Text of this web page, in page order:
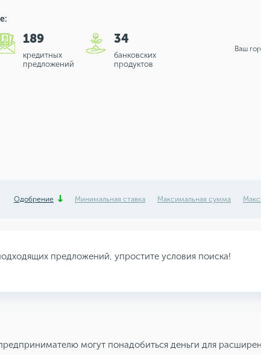
189
кредитных
предложений
34
банковских
продуктов
Ваш
Одобрение Минимальная ставка Максимальная сумма
предложений, упростите условия поиска!
могут понадобиться деньги для